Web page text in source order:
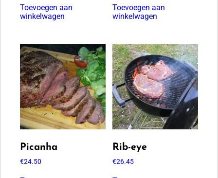
Toevoegen aan
winkelwagen
Toevoegen aan
winkelwagen
Picanha
€24.50
Rib-eye
€26.45